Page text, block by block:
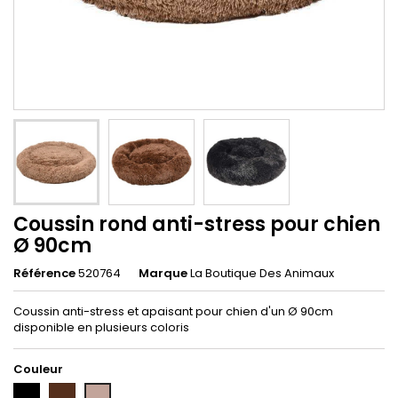
Coussin rond anti-stress pour chien
Ø 90cm
Référence520764 MarqueLa Boutique Des Animaux
Coussin anti-stress et apaisant pour chien d'un Ø 90cm
disponible en plusieurs coloris
Couleur
Marron